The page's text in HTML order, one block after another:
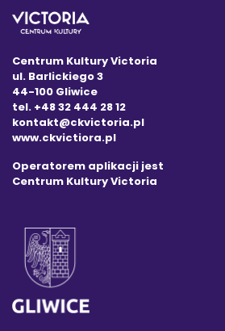
Centrum Kultury Victoria
ul. Barlickiego 3
44-100 Gliwice
tel. +48 32 444 28 12
kontakt@ckvictoria.pl
www.ckvictiora.pl
Operatorem aplikacji jest
Centrum Kultury Victoria